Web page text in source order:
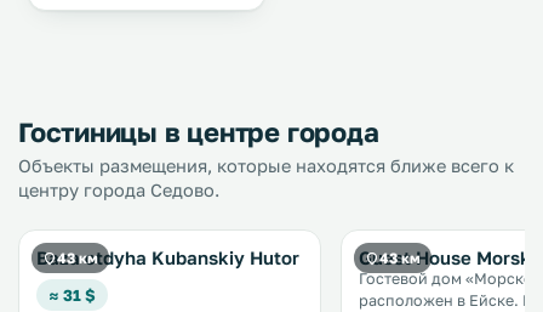
Гостиницы в центре города
Объекты размещения, которые находятся ближе всего к
центру города Седово.
43 км
Baza otdyha Kubanskiy Hutor
≈ 31 $
43 км
Guest House
Гостевой дом
расположен в Ейске. К услугам